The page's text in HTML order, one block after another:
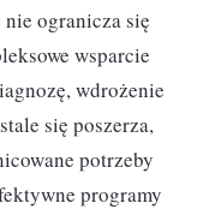
ogranicza się
wsparcie
wdrożenie
się poszerza,
potrzeby
programy